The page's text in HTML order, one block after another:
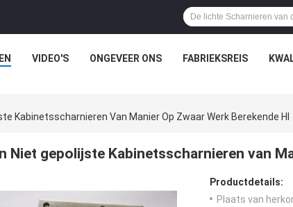
VIDEO'S ONGEVEER ONS FABRIEKSREIS
Kabinetsscharnieren Van Manier Op Zwaar Werk Berekende Hl
Niet gepolijste Kabinetsscharnieren van
Productdetails:
Plaats van